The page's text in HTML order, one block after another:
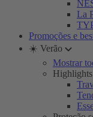
La
Promoções e
☀️ Verão
Mostrar
Highlights